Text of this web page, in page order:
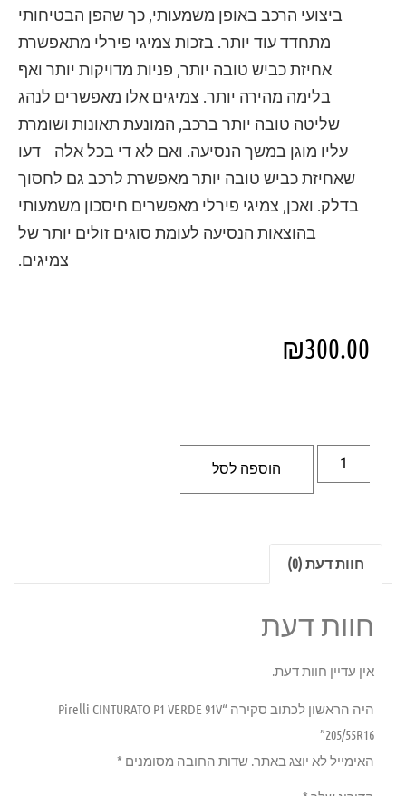
ביצועי הרכב באופן משמעותי, כך שהפן הבטיחותי
מתחדד עוד יותר. בזכות צמיגי פירלי מתאפשרת
אחיזת כביש טובה יותר, פניות מדויקות יותר ואף
בלימה מהירה יותר. צמיגים אלו מאפשרים לנהג
שליטה טובה יותר ברכב, המונעת תאונות ושומרת
עליו מוגן במשך הנסיעה. ואם לא די בכל אלה – דעו
שאחיזת כביש טובה יותר מאפשרת לרכב גם לחסוך
בדלק. ואכן, צמיגי פירלי מאפשרים חיסכון משמעותי
בהוצאות הנסיעה לעומת סוגים זולים יותר של
צמיגים.
₪300.00
הוספה לסל
חוות דעת (0)
חוות דעת
אין עדיין חוות דעת.
היה הראשון לכתוב סקירה “Pirelli CINTURATO P1 VERDE 91V
205/55R16”
האימייל לא יוצג באתר.שדות החובה מסומנים*